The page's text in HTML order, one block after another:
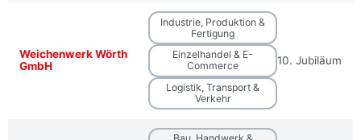
Weichenwerk Wörth
GmbH
Industrie, Produktion &
Fertigung
Einzelhandel & E-
Commerce
Logistik, Transport &
Verkehr
10. Jubiläum